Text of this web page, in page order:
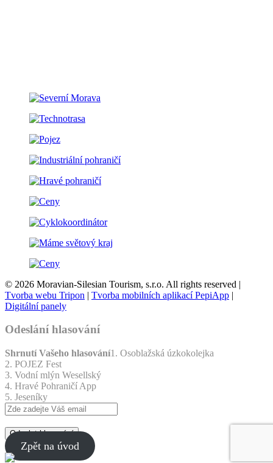
© 2026 Moravian-Silesian Tourism, s.r.o. All rights reserved |
Tvorba webu Tripon | Tvorba mobilních aplikací PepiApp |
Digitální panely
Odeslání hlasování
Shrnutí Vašeho hlasování1. Osoblažská úzkokolejka
2. POJEZ Fest
3. Vodní mlýn Wesellský
4. Hravé Pohraničí App
5. Jeseníky
Odeslat hlasování
Zpět na úvod